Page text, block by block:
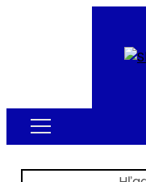
Hľadať: